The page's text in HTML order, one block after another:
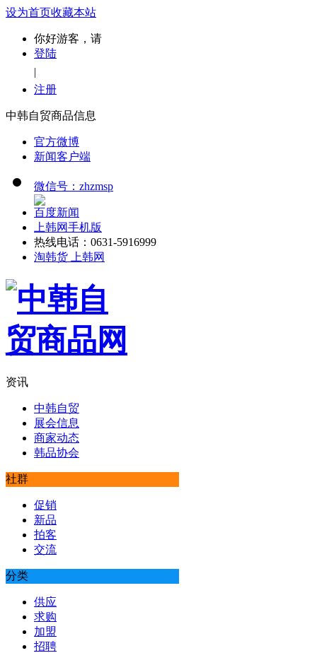
设为首页收藏本站
你好游客，请
登陆
|
注册
中韩自贸商品信息
官方微博
新闻客户端
微信号：zhzmsp
百度新闻
上韩网手机版
热线电话：0631-5916999
淘韩货 上韩网
资讯
中韩自贸
展会信息
商家动态
韩品协会
社群
促销
新品
拍客
交流
分类
供应
求购
加盟
招聘